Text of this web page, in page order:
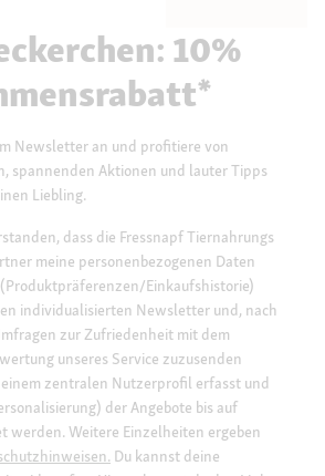
10%
Newsletter an und profitiere von
spannenden Aktionen und lauter Tipps
Liebling.
dass die Fressnapf Tiernahrungs
meine personenbezogenen Daten
Einkaufshistorie)
individualisierten Newsletter und, nach
zur Zufriedenheit mit dem
unseres Service zuzusenden
einem zentralen Nutzerprofil erfasst und
der Angebote bis auf
werden. Weitere Einzelheiten ergeben
Du kannst deine